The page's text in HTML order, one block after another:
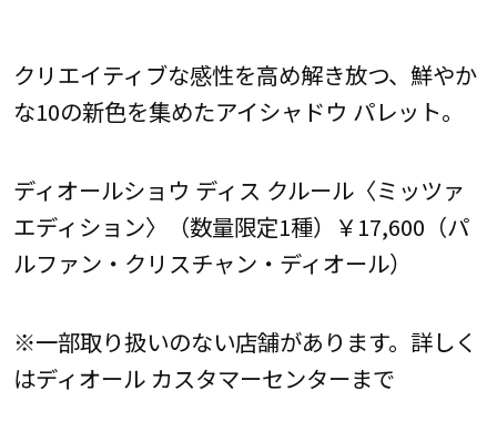
クリエイティブな感性を高め解き放つ、鮮やか
な10の新色を集めたアイシャドウ パレット。
ディオールショウ ディス クルール〈ミッツァ
エディション〉（数量限定1種）￥17,600（パ
ルファン・クリスチャン・ディオール）
※一部取り扱いのない店舗があります。詳しく
はディオール カスタマーセンターまで